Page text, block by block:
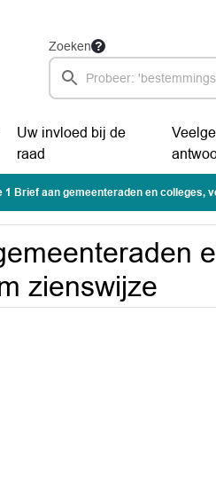
Zoeken
Uw invloed bij de
raad
1 Brief aan gemeenteraden en colleges,
zienswijze